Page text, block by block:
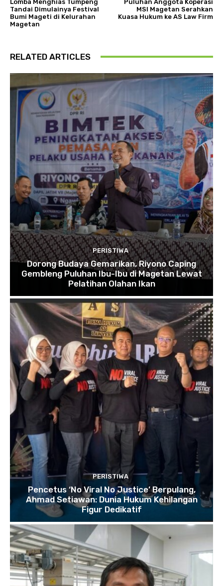
Lomba Menghias Tumpeng
Tandai Dimulainya Festival
Bumi Mageti di Kelurahan
Magetan
Puluhan Anggota Koperasi
MSI Magetan Serahkan
Kuasa Hukum ke AS Law Firm
RELATED ARTICLES
PERISTIWA
Dorong Budaya Gemarikan, Riyono Caping
Gembleng Puluhan Ibu-Ibu di Magetan Lewat
Pelatihan Olahan Ikan
PERISTIWA
Pencetus ‘No Viral No Justice’ Berpulang,
Ahmad Setiawan: Dunia Hukum Kehilangan
Figur Dedikatif